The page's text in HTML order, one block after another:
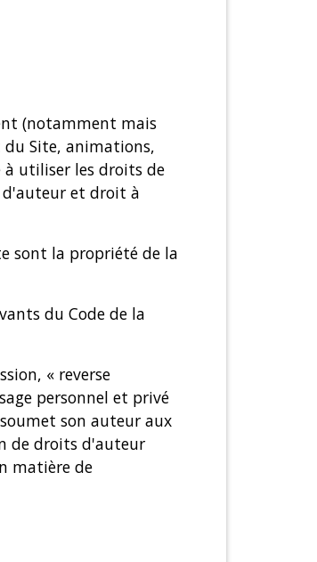
(notamment mais
Site, animations,
à utiliser les droits de
et droit à
sont la propriété de la
du Code de la
« reverse
personnel et privé
son auteur aux
de droits d'auteur
matière de